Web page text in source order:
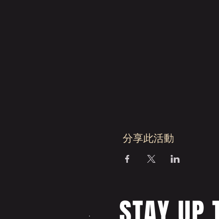
分享此活動